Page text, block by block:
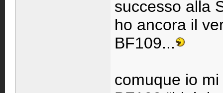
successo alla
ho ancora il
BF109...
comuque io